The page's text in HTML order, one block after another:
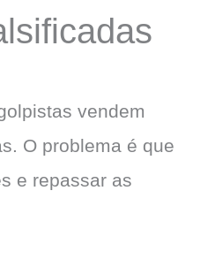
vendem
O problema é que
e repassar as